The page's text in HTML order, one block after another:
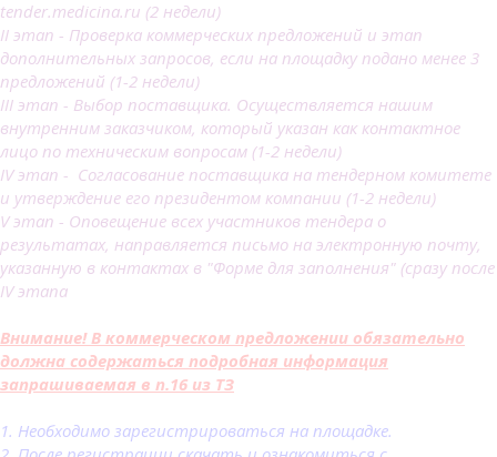
tender.medicina.ru (2 недели)
II этап - Проверка коммерческих предложений и этап
дополнительных запросов, если на площадку подано менее 3
предложений (1-2 недели)
III этап - Выбор поставщика. Осуществляется нашим
внутренним заказчиком, который указан как контактное
лицо по техническим вопросам (1-2 недели)
IV этап - Согласование поставщика на тендерном комитете
и утверждение его президентом компании (1-2 недели)
V этап - Оповещение всех участников тендера о
результатах, направляется письмо на электронную почту,
указанную в контактах в "Форме для заполнения" (сразу после
IV этапа
Внимание! В коммерческом предложении обязательно
должна содержаться подробная информация
запрашиваемая в п.16 из ТЗ
1. Необходимо зарегистрироваться на площадке.